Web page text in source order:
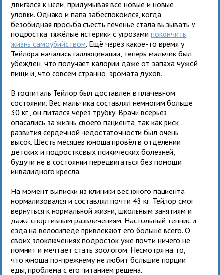
двигался к цели, придумывая всё новые и новые
уловки. Однако и папа забеспокоился, когда
безобидная просьба съесть печенье стала вызывать у
подростка тяжёлые истерики с угрозамипокончить
жизнь самоубийством. Ещё через какое-то время у
Тейлора начались галлюцинации, теперь мальчик был
убеждён, что получает калории даже от запаха чужой
пищи и, что совсем странно, аромата духов.
В госпиталь Тейлор был доставлен в плачевном
состоянии. Вес мальчика составлял немногим больше
30 кг., он питался через трубку. Врачи всерьёз
опасались за жизнь своего пациента, так как риск
развития сердечной недостаточности был очень
высок. Шесть месяцев юноша провёл в отделении
детских и подростковых психических болезней,
будучи не в состоянии передвигаться без помощи
инвалидного кресла.
На момент выписки из клиники вес юного пациента
нормализовался и составлял почти 48 кг. Тейлор смог
вернуться к нормальной жизни, школьным занятиям и
даже спортивным развлечениям. Настольный теннис и
езда на велосипеде привлекают его больше всего. О
своих злоключениях подросток уже почти ничего не
помнит и мечтает стать зоологом. Несмотря на то,
что юноша по-прежнему не любит большие порции
еды, проблема с его питанием решена.